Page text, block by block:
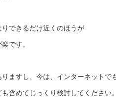
できるだけ近くのほうが
です。
ますし、今は、インターネットで
含めてじっくり検討してください。